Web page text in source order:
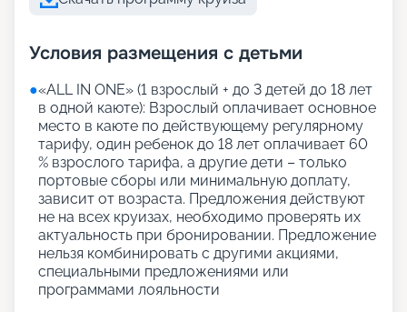
Условия размещения с детьми
●«АLL IN ONE» (1 взрослый + до 3 детей до 18 лет
в одной каюте): Взрослый оплачивает основное
место в каюте по действующему регулярному
тарифу, один ребенок до 18 лет оплачивает 60
% взрослого тарифа, а другие дети – только
портовые сборы или минимальную доплату,
зависит от возраста. Предложения действуют
не на всех круизах, необходимо проверять их
актуальность при бронировании. Предложение
нельзя комбинировать с другими акциями,
специальными предложениями или
программами лояльности